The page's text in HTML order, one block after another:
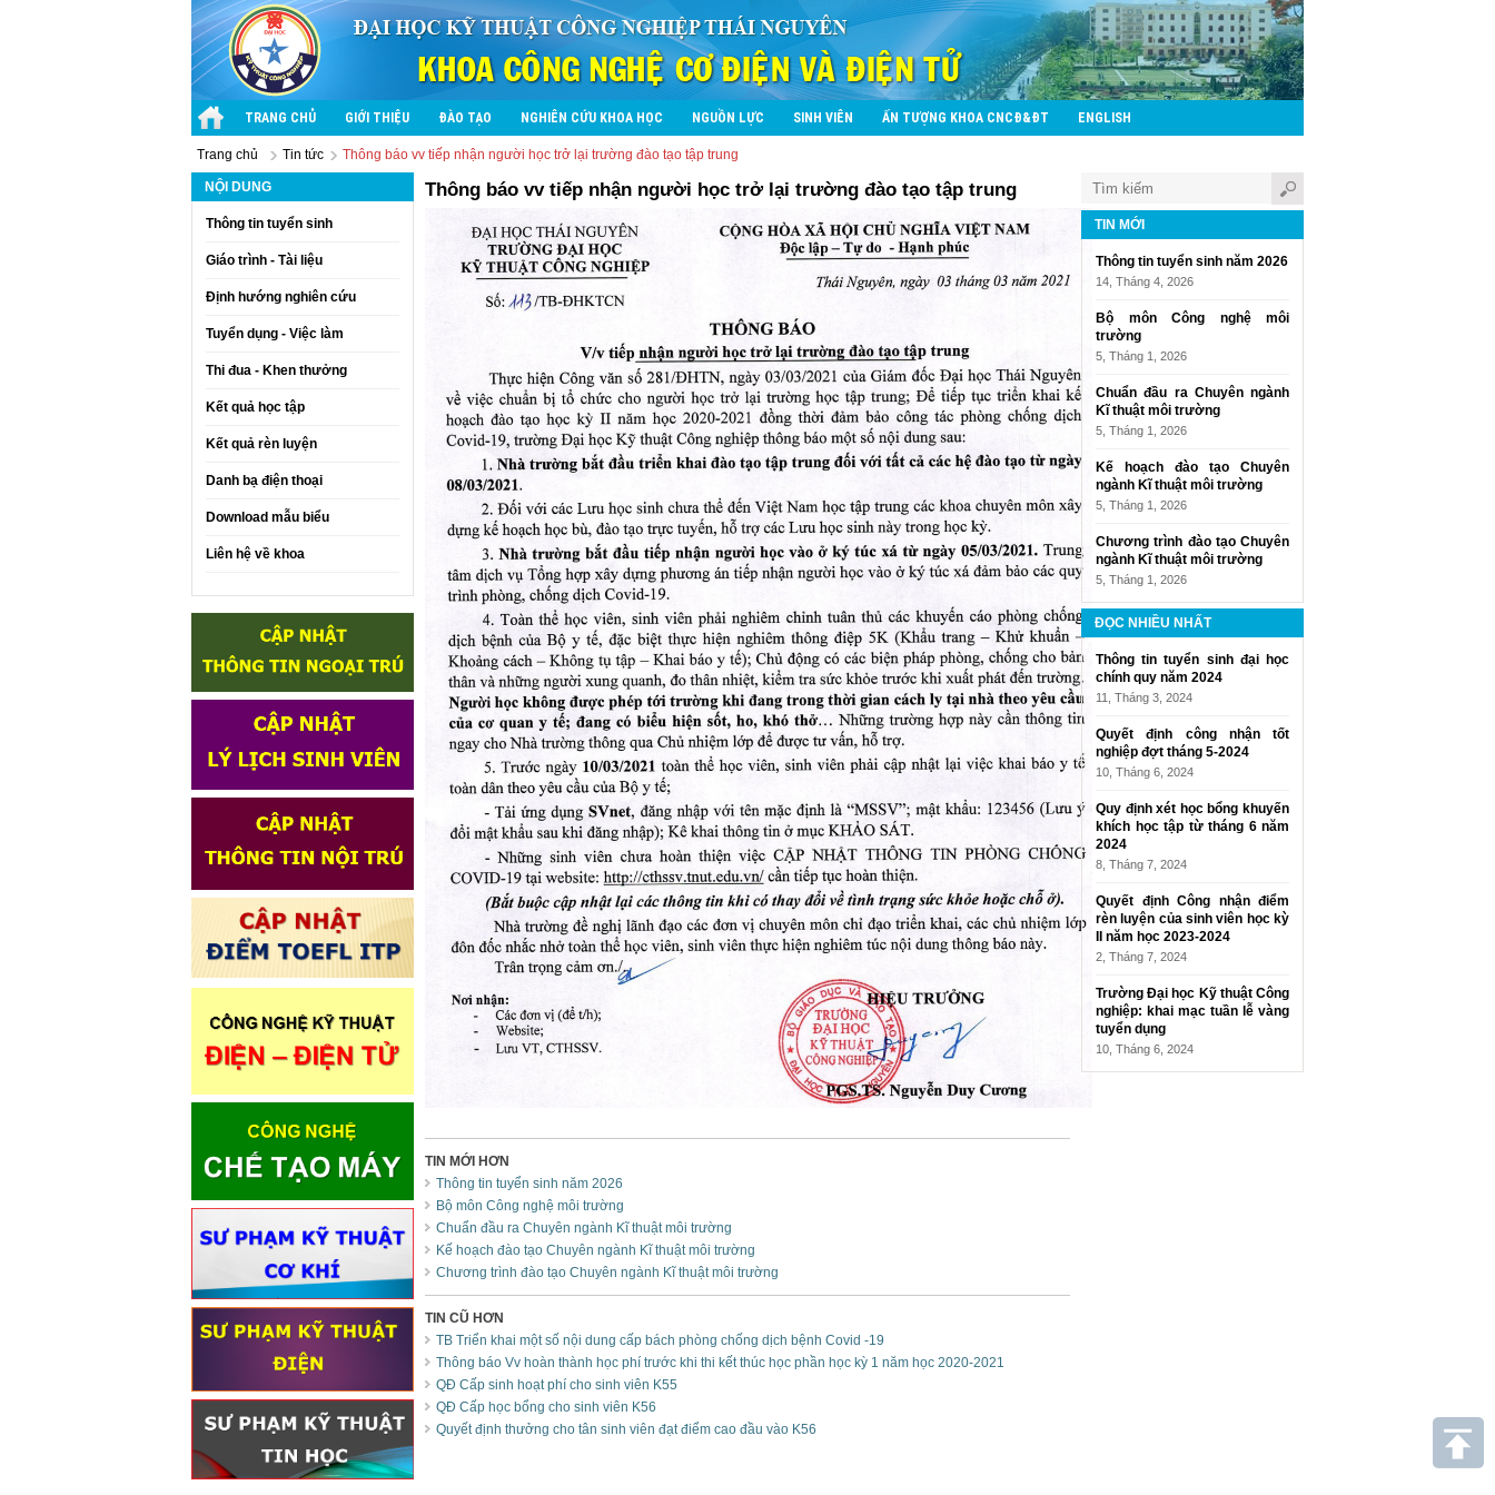
TRANG CHỦ GIỚI THIỆU ĐÀO TẠO NGHIÊN CỨU KHOA HỌC NGUỒN LỰC SINH VIÊN ẤN TƯỢNG KHOA CNCĐ&ĐT ENGLISH
Trang chủ Tin tức Thông báo vv tiếp nhận người học trở lại trường đào tạo tập trung
NỘI DUNG
Thông tin tuyển sinh
Giáo trình - Tài liệu
Định hướng nghiên cứu
Tuyển dụng - Việc làm
Thi đua - Khen thưởng
Kết quả học tập
Kết quả rèn luyện
Danh bạ điện thoại
Download mẫu biểu
Liên hệ về khoa
Thông báo vv tiếp nhận người học trở lại trường đào tạo tập trung
TIN MỚI HƠN
Thông tin tuyển sinh năm 2026
Bộ môn Công nghệ môi trường
Chuẩn đầu ra Chuyên ngành Kĩ thuật môi trường
Kế hoạch đào tạo Chuyên ngành Kĩ thuật môi trường
Chương trình đào tạo Chuyên ngành Kĩ thuật môi trường
TIN CŨ HƠN
TB Triển khai một số nội dung cấp bách phòng chống dịch bệnh Covid -19
Thông báo Vv hoàn thành học phí trước khi thi kết thúc học phần học kỳ 1 năm học 2020-2021
QĐ Cấp sinh hoạt phí cho sinh viên K55
QĐ Cấp học bổng cho sinh viên K56
Quyết định thưởng cho tân sinh viên đạt điểm cao đầu vào K56
TIN MỚI
Thông tin tuyển sinh năm 2026
14, Tháng 4, 2026
Bộ môn Công nghệ môi
trường
5, Tháng 1, 2026
Chuẩn đầu ra Chuyên ngành
Kĩ thuật môi trường
5, Tháng 1, 2026
Kế hoạch đào tạo Chuyên
ngành Kĩ thuật môi trường
5, Tháng 1, 2026
Chương trình đào tạo Chuyên
ngành Kĩ thuật môi trường
5, Tháng 1, 2026
ĐỌC NHIỀU NHẤT
Thông tin tuyển sinh đại học
chính quy năm 2024
11, Tháng 3, 2024
Quyết định công nhận tốt
nghiệp đợt tháng 5-2024
10, Tháng 6, 2024
Quy định xét học bổng khuyến
khích học tập từ tháng 6 năm
2024
8, Tháng 7, 2024
Quyết định Công nhận điểm
rèn luyện của sinh viên học kỳ
II năm học 2023-2024
2, Tháng 7, 2024
Trường Đại học Kỹ thuật Công
nghiệp: khai mạc tuần lễ vàng
tuyển dụng
10, Tháng 6, 2024